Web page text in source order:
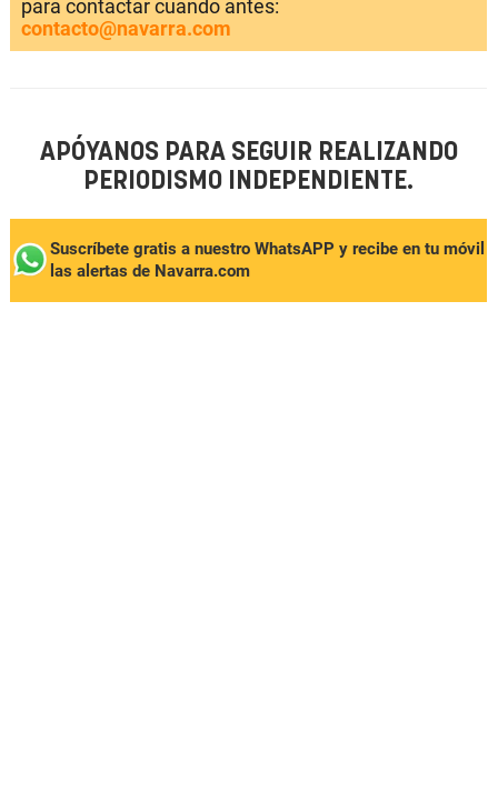
para contactar cuando antes:
contacto@navarra.com
APÓYANOS PARA SEGUIR REALIZANDO
PERIODISMO INDEPENDIENTE.
Suscríbete gratis a nuestro WhatsAPP y recibe en tu móvil
las alertas de Navarra.com